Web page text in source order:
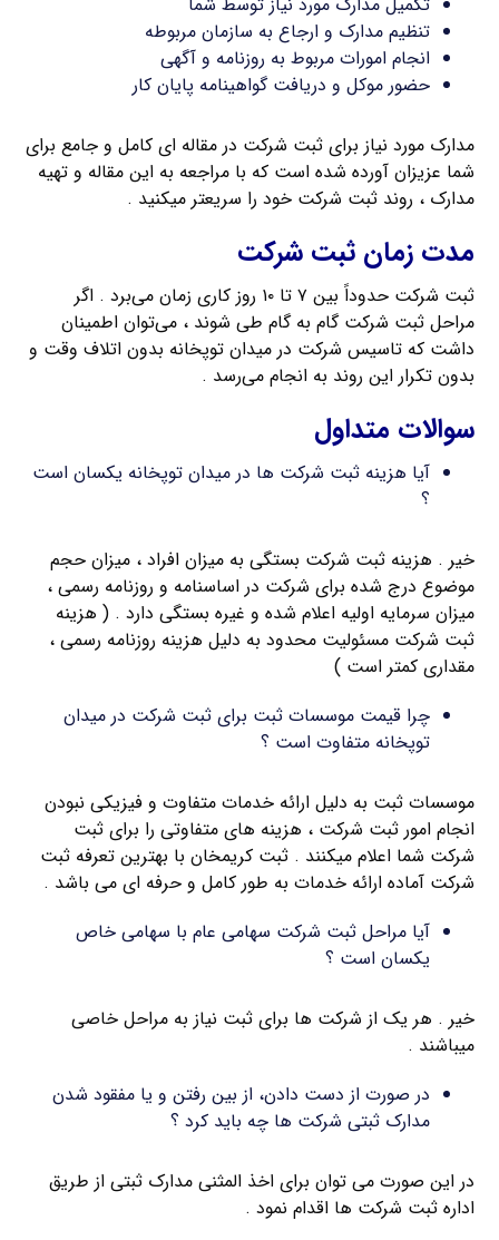
تنظیم مدارک و ارجاع به سازمان مربوطه
انجام امورات مربوط به روزنامه و آگهی
حضور موکل و دریافت گواهینامه پایان کار
مدارک مورد نیاز برای ثبت شرکت در مقاله ای کامل و جامع برای
شما عزیزان آورده شده است که با مراجعه به این مقاله و تهیه
مدارک ، روند ثبت شرکت خود را سریعتر میکنید .
مدت زمان ثبت شرکت
ثبت شرکت حدوداً بین ۷ تا ۱۰ روز کاری زمان می‌برد . اگر
مراحل ثبت شرکت گام به گام طی شوند ، می‌توان اطمینان
داشت که تاسیس شرکت در میدان توپخانه بدون اتلاف وقت و
بدون تکرار این روند به انجام می‌رسد .
سوالات متداول
آیا هزینه ثبت شرکت ها در میدان توپخانه یکسان است
؟
خیر . هزینه ثبت شرکت بستگی به میزان افراد ، میزان حجم
موضوع درج شده برای شرکت در اساسنامه و روزنامه رسمی ،
میزان سرمایه اولیه اعلام شده و غیره بستگی دارد . ( هزینه
ثبت شرکت مسئولیت محدود به دلیل هزینه روزنامه رسمی ،
مقداری کمتر است )
چرا قیمت موسسات ثبت برای ثبت شرکت در میدان
توپخانه متفاوت است ؟
موسسات ثبت به دلیل ارائه خدمات متفاوت و فیزیکی نبودن
انجام امور ثبت شرکت ، هزینه های متفاوتی را برای ثبت
شرکت شما اعلام میکنند . ثبت کریمخان با بهترین تعرفه ثبت
شرکت آماده ارائه خدمات به طور کامل و حرفه ای می باشد .
آیا مراحل ثبت شرکت سهامی عام با سهامی خاص
یکسان است ؟
خیر . هر یک از شرکت ها برای ثبت نیاز به مراحل خاصی
میباشند .
در صورت از دست دادن، از بین رفتن و یا مفقود شدن
مدارک ثبتی شرکت ها چه باید کرد ؟
در این صورت می توان برای اخذ المثنی مدارک ثبتی از طریق
اداره ثبت شرکت ها اقدام نمود .